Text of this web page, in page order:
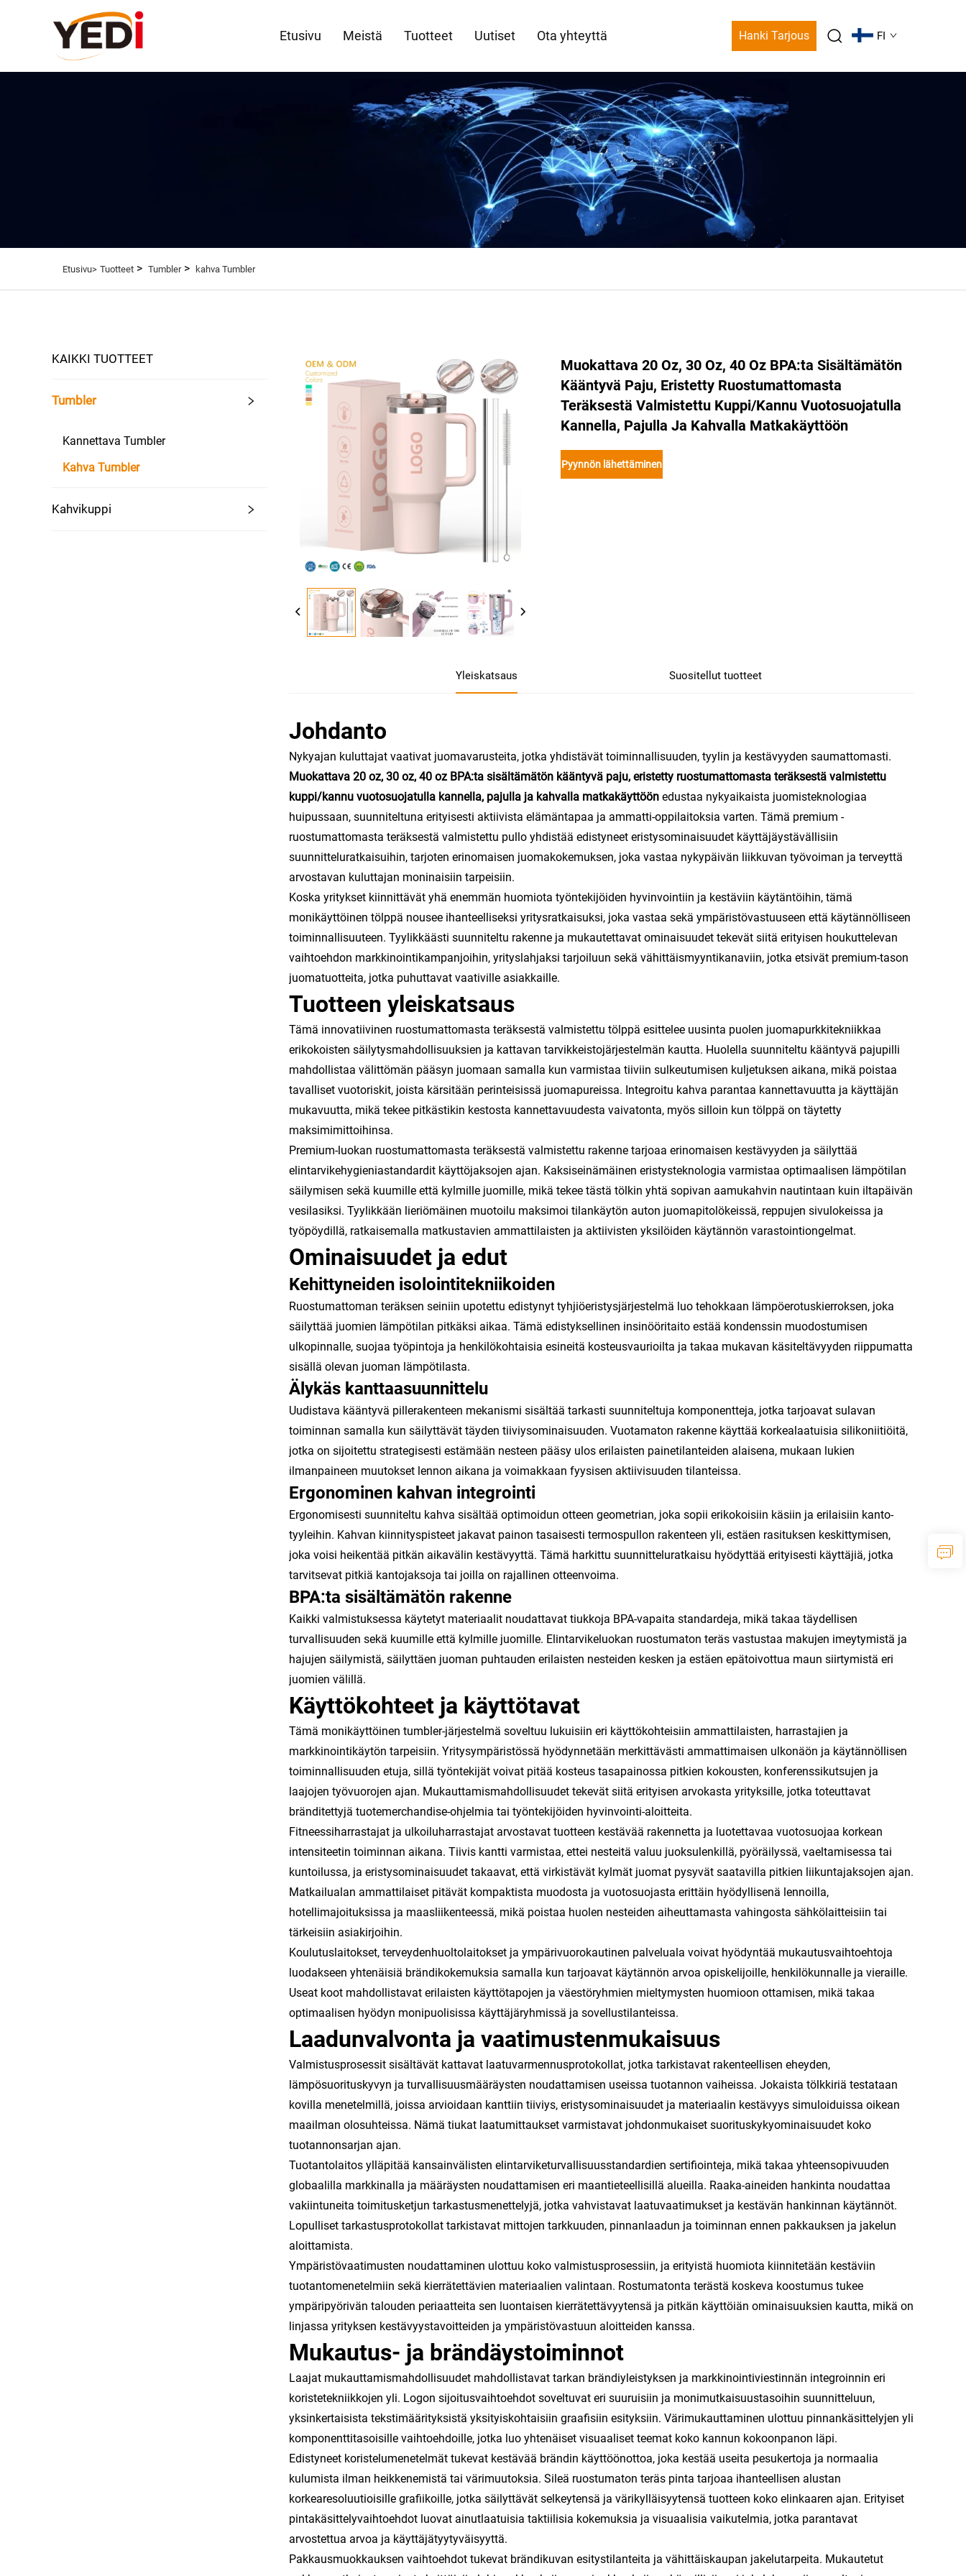
Etusivu Meistä Tuotteet Uutiset Ota yhteyttä Hanki Tarjous FI
Etusivu> Tuotteet > Tumbler> kahva Tumbler
KAIKKI TUOTTEET
Tumbler
Kannettava Tumbler
Kahva Tumbler
Kahvikuppi
Muokattava 20 Oz, 30 Oz, 40 Oz BPA:ta Sisältämätön
Kääntyvä Paju, Eristetty Ruostumattomasta
Teräksestä Valmistettu Kuppi/kannu Vuotosuojatulla
Kannella, Pajulla Ja Kahvalla Matkakäyttöön
Pyynnön lähettäminen
Yleiskatsaus Suositellut tuotteet
Johdanto
Nykyajan kuluttajat vaativat juomavarusteita, jotka yhdistävät toiminnallisuuden, tyylin ja kestävyyden saumattomasti.
Muokattava 20 oz, 30 oz, 40 oz BPA:ta sisältämätön kääntyvä paju, eristetty ruostumattomasta teräksestä valmistettu
kuppi/kannu vuotosuojatulla kannella, pajulla ja kahvalla matkakäyttöön edustaa nykyaikaista juomisteknologiaa
huipussaan, suunniteltuna erityisesti aktiivista elämäntapaa ja ammatti-oppilaitoksia varten. Tämä premium -
ruostumattomasta teräksestä valmistettu pullo yhdistää edistyneet eristysominaisuudet käyttäjäystävällisiin
suunnitteluratkaisuihin, tarjoten erinomaisen juomakokemuksen, joka vastaa nykypäivän liikkuvan työvoiman ja terveyttä
arvostavan kuluttajan moninaisiin tarpeisiin.
Koska yritykset kiinnittävät yhä enemmän huomiota työntekijöiden hyvinvointiin ja kestäviin käytäntöihin, tämä
monikäyttöinen tölppä nousee ihanteelliseksi yritysratkaisuksi, joka vastaa sekä ympäristövastuuseen että käytännölliseen
toiminnallisuuteen. Tyylikkäästi suunniteltu rakenne ja mukautettavat ominaisuudet tekevät siitä erityisen houkuttelevan
vaihtoehdon markkinointikampanjoihin, yrityslahjaksi tarjoiluun sekä vähittäismyyntikanaviin, jotka etsivät premium-tason
juomatuotteita, jotka puhuttavat vaativille asiakkaille.
Tuotteen yleiskatsaus
Tämä innovatiivinen ruostumattomasta teräksestä valmistettu tölppä esittelee uusinta puolen juomapurkkitekniikkaa
erikokoisten säilytysmahdollisuuksien ja kattavan tarvikkeistojärjestelmän kautta. Huolella suunniteltu kääntyvä pajupilli
mahdollistaa välittömän pääsyn juomaan samalla kun varmistaa tiiviin sulkeutumisen kuljetuksen aikana, mikä poistaa
tavalliset vuotoriskit, joista kärsitään perinteisissä juomapureissa. Integroitu kahva parantaa kannettavuutta ja käyttäjän
mukavuutta, mikä tekee pitkästikin kestosta kannettavuudesta vaivatonta, myös silloin kun tölppä on täytetty
maksimimittoihinsa.
Premium-luokan ruostumattomasta teräksestä valmistettu rakenne tarjoaa erinomaisen kestävyyden ja säilyttää
elintarvikehygieniastandardit käyttöjaksojen ajan. Kaksiseinämäinen eristysteknologia varmistaa optimaalisen lämpötilan
säilymisen sekä kuumille että kylmille juomille, mikä tekee tästä tölkin yhtä sopivan aamukahvin nautintaan kuin iltapäivän
vesilasiksi. Tyylikkään lieriömäinen muotoilu maksimoi tilankäytön auton juomapitolökeissä, reppujen sivulokeissa ja
työpöydillä, ratkaisemalla matkustavien ammattilaisten ja aktiivisten yksilöiden käytännön varastointiongelmat.
Ominaisuudet ja edut
Kehittyneiden isolointitekniikoiden
Ruostumattoman teräksen seiniin upotettu edistynyt tyhjiöeristysjärjestelmä luo tehokkaan lämpöerotuskierroksen, joka
säilyttää juomien lämpötilan pitkäksi aikaa. Tämä edistyksellinen insinööritaito estää kondenssin muodostumisen
ulkopinnalle, suojaa työpintoja ja henkilökohtaisia esineitä kosteusvaurioilta ja takaa mukavan käsiteltävyyden riippumatta
sisällä olevan juoman lämpötilasta.
Älykäs kanttaasuunnittelu
Uudistava kääntyvä pillerakenteen mekanismi sisältää tarkasti suunniteltuja komponentteja, jotka tarjoavat sulavan
toiminnan samalla kun säilyttävät täyden tiiviysominaisuuden. Vuotamaton rakenne käyttää korkealaatuisia silikoniitiöitä,
jotka on sijoitettu strategisesti estämään nesteen pääsy ulos erilaisten painetilanteiden alaisena, mukaan lukien
ilmanpaineen muutokset lennon aikana ja voimakkaan fyysisen aktiivisuuden tilanteissa.
Ergonominen kahvan integrointi
Ergonomisesti suunniteltu kahva sisältää optimoidun otteen geometrian, joka sopii erikokoisiin käsiin ja erilaisiin kanto-
tyyleihin. Kahvan kiinnityspisteet jakavat painon tasaisesti termospullon rakenteen yli, estäen rasituksen keskittymisen,
joka voisi heikentää pitkän aikavälin kestävyyttä. Tämä harkittu suunnitteluratkaisu hyödyttää erityisesti käyttäjiä, jotka
tarvitsevat pitkiä kantojaksoja tai joilla on rajallinen otteenvoima.
BPA:ta sisältämätön rakenne
Kaikki valmistuksessa käytetyt materiaalit noudattavat tiukkoja BPA-vapaita standardeja, mikä takaa täydellisen
turvallisuuden sekä kuumille että kylmille juomille. Elintarvikeluokan ruostumaton teräs vastustaa makujen imeytymistä ja
hajujen säilymistä, säilyttäen juoman puhtauden erilaisten nesteiden kesken ja estäen epätoivottua maun siirtymistä eri
juomien välillä.
Käyttökohteet ja käyttötavat
Tämä monikäyttöinen tumbler-järjestelmä soveltuu lukuisiin eri käyttökohteisiin ammattilaisten, harrastajien ja
markkinointikäytön tarpeisiin. Yritysympäristössä hyödynnetään merkittävästi ammattimaisen ulkonäön ja käytännöllisen
toiminnallisuuden etuja, sillä työntekijät voivat pitää kosteus tasapainossa pitkien kokousten, konferenssikutsujen ja
laajojen työvuorojen ajan. Mukauttamismahdollisuudet tekevät siitä erityisen arvokasta yrityksille, jotka toteuttavat
bränditettyjä tuotemerchandise-ohjelmia tai työntekijöiden hyvinvointi-aloitteita.
Fitneessiharrastajat ja ulkoiluharrastajat arvostavat tuotteen kestävää rakennetta ja luotettavaa vuotosuojaa korkean
intensiteetin toiminnan aikana. Tiivis kantti varmistaa, ettei nesteitä valuu juoksulenkillä, pyöräilyssä, vaeltamisessa tai
kuntoilussa, ja eristysominaisuudet takaavat, että virkistävät kylmät juomat pysyvät saatavilla pitkien liikuntajaksojen ajan.
Matkailualan ammattilaiset pitävät kompaktista muodosta ja vuotosuojasta erittäin hyödyllisenä lennoilla,
hotellimajoituksissa ja maasliikenteessä, mikä poistaa huolen nesteiden aiheuttamasta vahingosta sähkölaitteisiin tai
tärkeisiin asiakirjoihin.
Koulutuslaitokset, terveydenhuoltolaitokset ja ympärivuorokautinen palveluala voivat hyödyntää mukautusvaihtoehtoja
luodakseen yhtenäisiä brändikokemuksia samalla kun tarjoavat käytännön arvoa opiskelijoille, henkilökunnalle ja vieraille.
Useat koot mahdollistavat erilaisten käyttötapojen ja väestöryhmien mieltymysten huomioon ottamisen, mikä takaa
optimaalisen hyödyn monipuolisissa käyttäjäryhmissä ja sovellustilanteissa.
Laadunvalvonta ja vaatimustenmukaisuus
Valmistusprosessit sisältävät kattavat laatuvarmennusprotokollat, jotka tarkistavat rakenteellisen eheyden,
lämpösuorituskyvyn ja turvallisuusmääräysten noudattamisen useissa tuotannon vaiheissa. Jokaista tölkkiriä testataan
kovilla menetelmillä, joissa arvioidaan kanttiin tiiviys, eristysominaisuudet ja materiaalin kestävyys simuloiduissa oikean
maailman olosuhteissa. Nämä tiukat laatumittaukset varmistavat johdonmukaiset suorituskykyominaisuudet koko
tuotannonsarjan ajan.
Tuotantolaitos ylläpitää kansainvälisten elintarviketurvallisuusstandardien sertifiointeja, mikä takaa yhteensopivuuden
globaalilla markkinalla ja määräysten noudattamisen eri maantieteellisillä alueilla. Raaka-aineiden hankinta noudattaa
vakiintuneita toimitusketjun tarkastusmenettelyjä, jotka vahvistavat laatuvaatimukset ja kestävän hankinnan käytännöt.
Lopulliset tarkastusprotokollat tarkistavat mittojen tarkkuuden, pinnanlaadun ja toiminnan ennen pakkauksen ja jakelun
aloittamista.
Ympäristövaatimusten noudattaminen ulottuu koko valmistusprosessiin, ja erityistä huomiota kiinnitetään kestäviin
tuotantomenetelmiin sekä kierrätettävien materiaalien valintaan. Rostumatonta terästä koskeva koostumus tukee
ympäripyörivän talouden periaatteita sen luontaisen kierrätettävyytensä ja pitkän käyttöiän ominaisuuksien kautta, mikä on
linjassa yrityksen kestävyystavoitteiden ja ympäristövastuun aloitteiden kanssa.
Mukautus- ja brändäystoiminnot
Laajat mukauttamismahdollisuudet mahdollistavat tarkan brändiyleistyksen ja markkinointiviestinnän integroinnin eri
koristetekniikkojen yli. Logon sijoitusvaihtoehdot soveltuvat eri suuruisiin ja monimutkaisuustasoihin suunnitteluun,
yksinkertaisista tekstimäärityksistä yksityiskohtaisiin graafisiin esityksiin. Värimukauttaminen ulottuu pinnankäsittelyjen yli
komponenttitasoisille vaihtoehdoille, jotka luo yhtenäiset visuaaliset teemat koko kannun kokoonpanon läpi.
Edistyneet koristelumenetelmät tukevat kestävää brändin käyttöönottoa, joka kestää useita pesukertoja ja normaalia
kulumista ilman heikkenemistä tai värimuutoksia. Sileä ruostumaton teräs pinta tarjoaa ihanteellisen alustan
korkearesoluutioisille grafiikoille, jotka säilyttävät selkeytensä ja värikylläisyytensä tuotteen koko elinkaaren ajan. Erityiset
pintakäsittelyvaihtoehdot luovat ainutlaatuisia taktiilisia kokemuksia ja visuaalisia vaikutelmia, jotka parantavat
arvostettua arvoa ja käyttäjätyytyväisyyttä.
Pakkausmuokkauksen vaihtoehdot tukevat brändikuvan esitystilanteita ja vähittäiskaupan jakelutarpeita. Mukautetut